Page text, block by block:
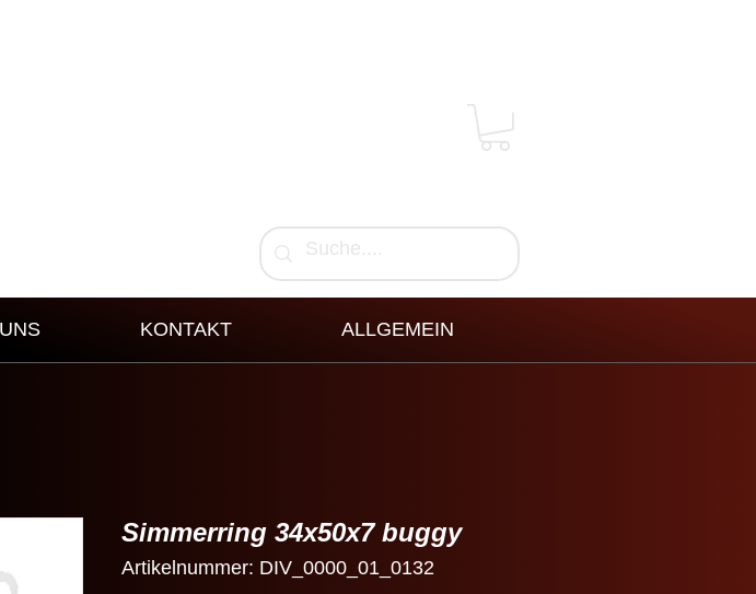
KONTAKT ALLGEMEIN
Simmerring 34x50x7 buggy
Artikelnummer: DIV_0000_01_0132